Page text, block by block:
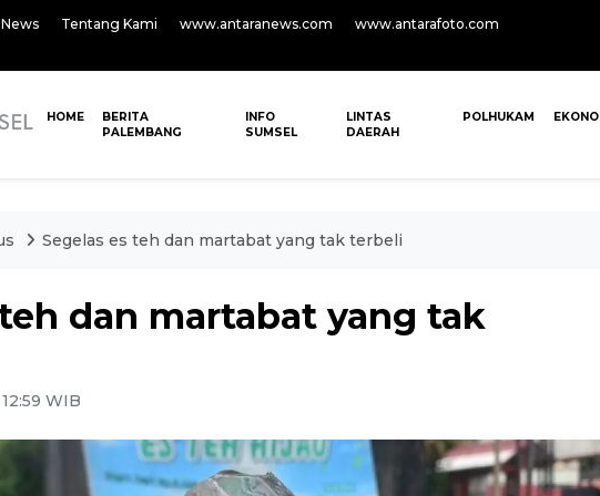
Tentang Kami www.antaranews.com
www.antarafoto.com
HOME
BERITA
PALEMBANG
INFO
SUMSEL
LINTAS
DAERAH
POLHUKAM
Segelas es teh dan martabat yang tak terbeli
dan martabat yang tak
WIB